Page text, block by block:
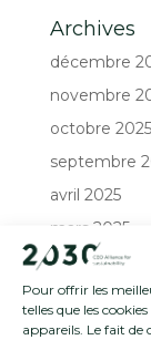
Pour offrir les
telles que les
appareils. Le fait de
Archives
décembre
novembre
octobre 2025
septembre
avril 2025
mars 2025
février 2025
décembre
octobre